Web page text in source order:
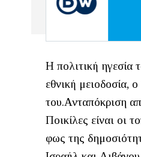
Η πολιτική ηγεσία
εθνική μειοδοσία,
του.Ανταπόκριση
Ποικίλες είναι οι
φως της